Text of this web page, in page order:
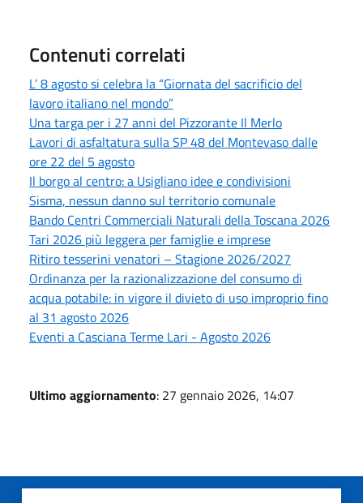
Contenuti correlati
L’ 8 agosto si celebra la “Giornata del sacrificio del
lavoro italiano nel mondo”
Una targa per i 27 anni del Pizzorante Il Merlo
Lavori di asfaltatura sulla SP 48 del Montevaso dalle
ore 22 del 5 agosto
Il borgo al centro: a Usigliano idee e condivisioni
Sisma, nessun danno sul territorio comunale
Bando Centri Commerciali Naturali della Toscana 2026
Tari 2026 più leggera per famiglie e imprese
Ritiro tesserini venatori – Stagione 2026/2027
Ordinanza per la razionalizzazione del consumo di
acqua potabile: in vigore il divieto di uso improprio fino
al 31 agosto 2026
Eventi a Casciana Terme Lari - Agosto 2026
Ultimo aggiornamento: 27 gennaio 2026, 14:07